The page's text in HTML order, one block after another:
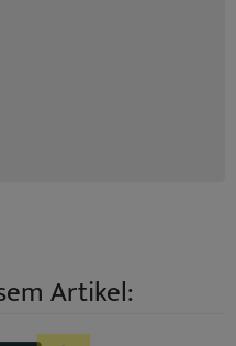
Artikel: